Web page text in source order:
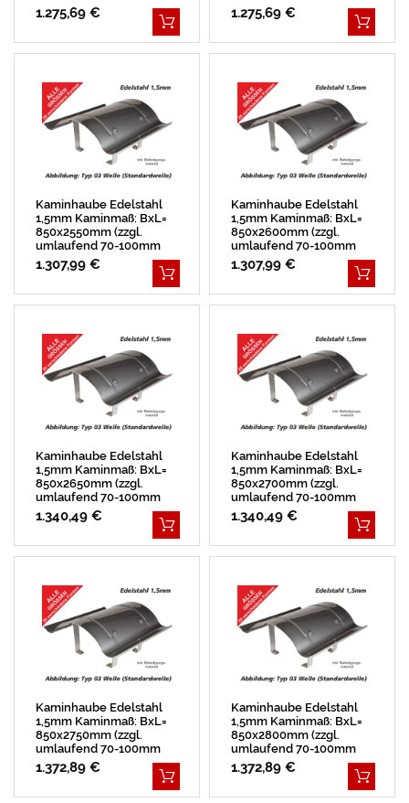
Überstand)
1.275,69 €
Überstand)
1.275,69 €
Kaminhaube Edelstahl
1,5mm Kaminmaß: BxL=
850x2550mm (zzgl.
umlaufend 70-100mm
Überstand)
1.307,99 €
Kaminhaube Edelstahl
1,5mm Kaminmaß: BxL=
850x2600mm (zzgl.
umlaufend 70-100mm
Überstand)
1.307,99 €
Kaminhaube Edelstahl
1,5mm Kaminmaß: BxL=
850x2650mm (zzgl.
umlaufend 70-100mm
Überstand)
1.340,49 €
Kaminhaube Edelstahl
1,5mm Kaminmaß: BxL=
850x2700mm (zzgl.
umlaufend 70-100mm
Überstand)
1.340,49 €
Kaminhaube Edelstahl
1,5mm Kaminmaß: BxL=
850x2750mm (zzgl.
umlaufend 70-100mm
Überstand)
1.372,89 €
Kaminhaube Edelstahl
1,5mm Kaminmaß: BxL=
850x2800mm (zzgl.
umlaufend 70-100mm
Überstand)
1.372,89 €